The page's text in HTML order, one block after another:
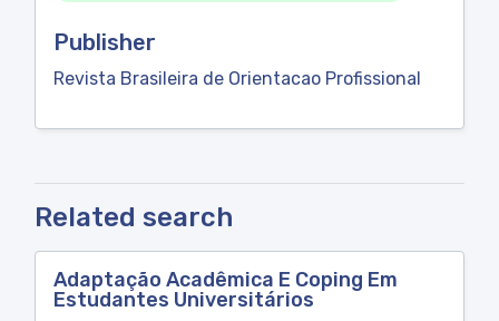
Publisher
Revista Brasileira de Orientacao Profissional
Related search
Adaptação Acadêmica E Coping Em
Estudantes Universitários